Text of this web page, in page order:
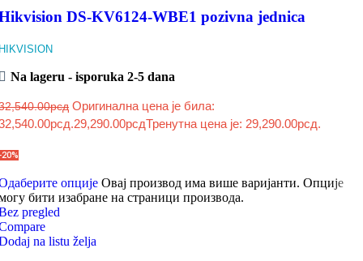
DS-KV6124-WBE1 pozivna jednica
Na lageru - isporuka 2-5 dana
рсд Оригинална цена је била:
29,290.00рсдТренутна цена је: 29,290.00рсд.
опције Овај производ има више варијанти. Опције
бити изабране на страници производа.
pregled
na listu želja